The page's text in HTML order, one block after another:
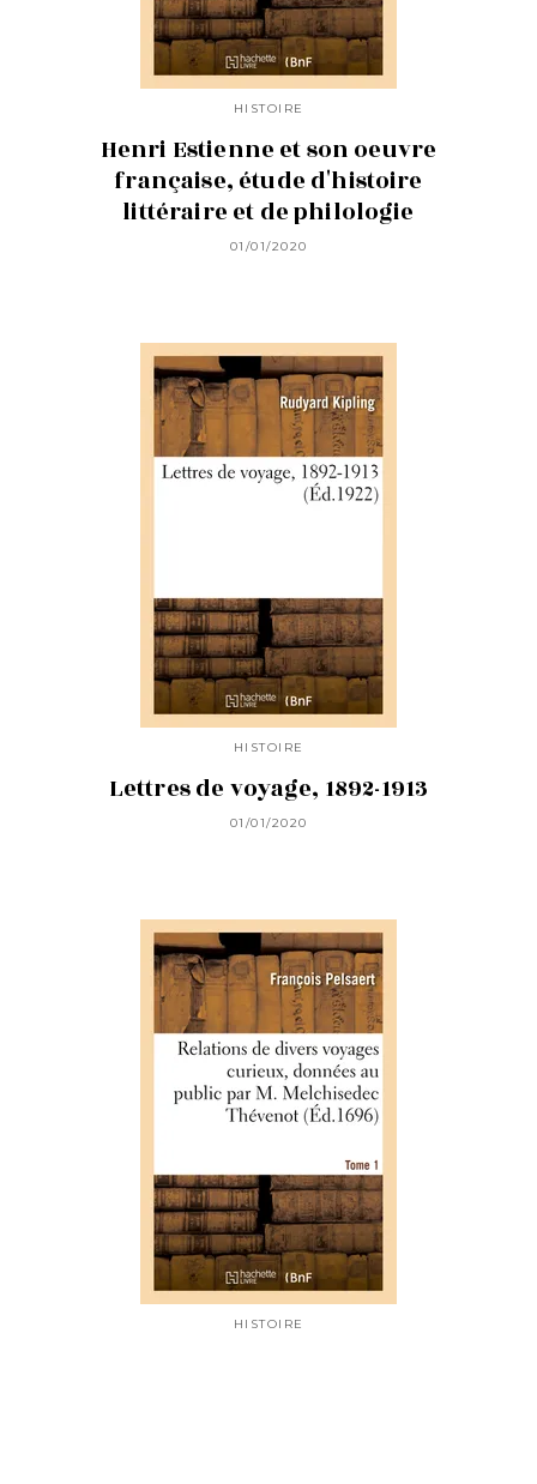
HISTOIRE
Henri Estienne et son oeuvre
française, étude d'histoire
littéraire et de philologie
01/01/2020
HISTOIRE
Lettres de voyage, 1892-1913
01/01/2020
HISTOIRE